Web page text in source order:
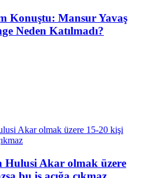
Konuştu: Mansur Yavaş
Neden Katılmadı?
Hulusi Akar olmak üzere